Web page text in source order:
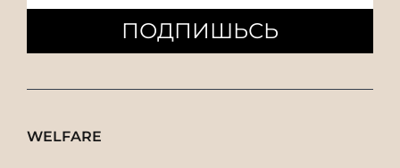
ПОДПИШЬСЬ
WELFARE